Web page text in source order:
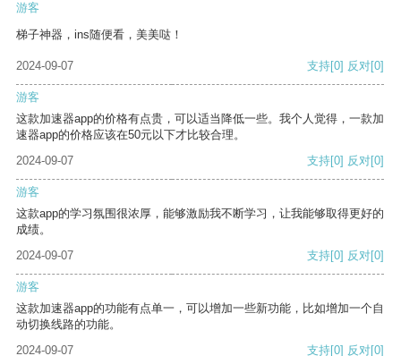
游客
梯子神器，ins随便看，美美哒！
2024-09-07 支持[0] 反对[0]
游客
这款加速器app的价格有点贵，可以适当降低一些。我个人觉得，一款加
速器app的价格应该在50元以下才比较合理。
2024-09-07
支持[0] 反对[0]
游客
这款app的学习氛围很浓厚，能够激励我不断学习，让我能够取得更好的
成绩。
2024-09-07
支持[0] 反对[0]
游客
这款加速器app的功能有点单一，可以增加一些新功能，比如增加一个自
动切换线路的功能。
2024-09-07
支持[0] 反对[0]